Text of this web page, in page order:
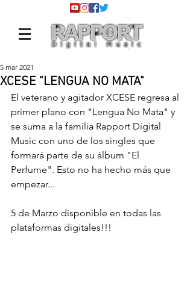
XCESE "LENGUA NO MATA"
5 mar 2021
El veterano y agitador XCESE regresa al
primer plano con "Lengua No Mata" y
se suma a la familia Rapport Digital
Music con uno de los singles que
formará parte de su álbum "El
Perfume". Esto no ha hecho más que
empezar...
5 de Marzo disponible en todas las
plataformas digitales!!!